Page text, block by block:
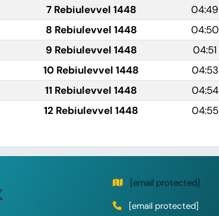
7 Rebiulevvel 1448 04:49
8 Rebiulevvel 1448 04:50
9 Rebiulevvel 1448 04:51
10 Rebiulevvel 1448 04:53
11 Rebiulevvel 1448 04:54
12 Rebiulevvel 1448 04:55
[email protected]
[email protected]